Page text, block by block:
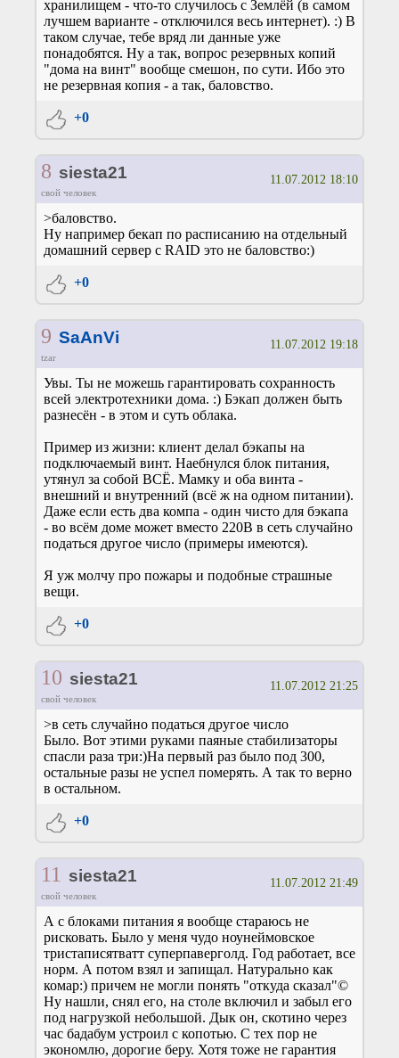
хранилищем - что-то случилось с Землёй (в самом
лучшем варианте - отключился весь интернет). :) В
таком случае, тебе вряд ли данные уже
понадобятся. Ну а так, вопрос резервных копий
"дома на винт" вообще смешон, по сути. Ибо это
не резервная копия - а так, баловство.
+0
8 siesta21
свой человек
11.07.2012 18:10
>баловство.
Ну например бекап по расписанию на отдельный
домашний сервер с RAID это не баловство:)
+0
9 SaAnVi
tzar
11.07.2012 19:18
Увы. Ты не можешь гарантировать сохранность
всей электротехники дома. :) Бэкап должен быть
разнесён - в этом и суть облака.
Пример из жизни: клиент делал бэкапы на
подключаемый винт. Наебнулся блок питания,
утянул за собой ВСЁ. Мамку и оба винта -
внешний и внутренний (всё ж на одном питании).
Даже если есть два компа - один чисто для бэкапа
- во всём доме может вместо 220В в сеть случайно
податься другое число (примеры имеются).
Я уж молчу про пожары и подобные страшные
вещи.
+0
10 siesta21
свой человек
11.07.2012 21:25
>в сеть случайно податься другое число
Было. Вот этими руками паяные стабилизаторы
спасли раза три:)На первый раз было под 300,
остальные разы не успел померять. А так то верно
в остальном.
+0
11 siesta21
свой человек
11.07.2012 21:49
А с блоками питания я вообще стараюсь не
рисковать. Было у меня чудо ноунеймовское
тристаписятватт суперпаверголд. Год работает, все
норм. А потом взял и запищал. Натурально как
комар:) причем не могли понять "откуда сказал"©
Ну нашли, снял его, на столе включил и забыл его
под нагрузкой небольшой. Дык он, скотино через
час бадабум устроил с копотью. С тех пор не
экономлю, дорогие беру. Хотя тоже не гарантия